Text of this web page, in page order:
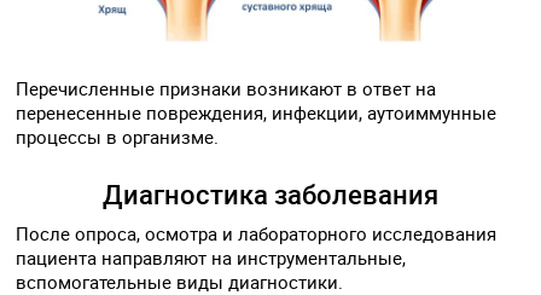
Перечисленные признаки возникают в ответ на
перенесенные повреждения, инфекции, аутоиммунные
процессы в организме.
Диагностика заболевания
После опроса, осмотра и лабораторного исследования
пациента направляют на инструментальные,
вспомогательные виды диагностики.